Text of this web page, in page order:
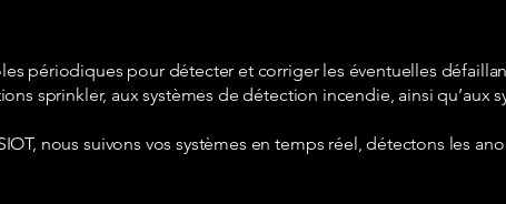
périodiques pour détecter et corriger les éventuelles
sprinkler, aux systèmes de détection incendie, ainsi qu’aux
nous suivons vos systèmes en temps réel, détectons les